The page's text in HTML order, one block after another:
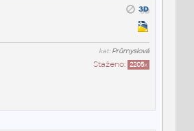
kat:Průmyslová
Staženo: 2205x